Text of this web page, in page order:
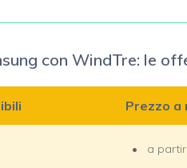
con WindTre: le
Prezzo a
a